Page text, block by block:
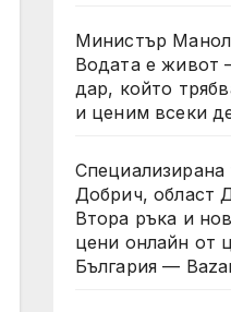
Министър
Водата е живот
дар, който
и ценим всеки
Специализирана
Добрич, област
Втора ръка и
цени онлайн от
България —